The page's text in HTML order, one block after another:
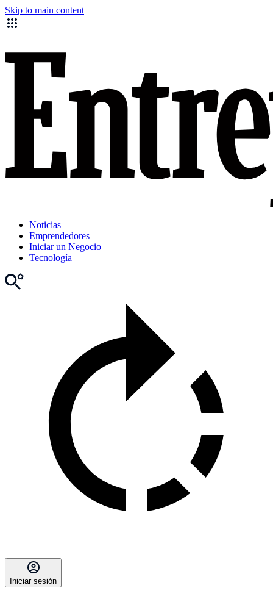
Skip to main content
Noticias
Emprendedores
Iniciar un Negocio
Tecnología
Iniciar sesión